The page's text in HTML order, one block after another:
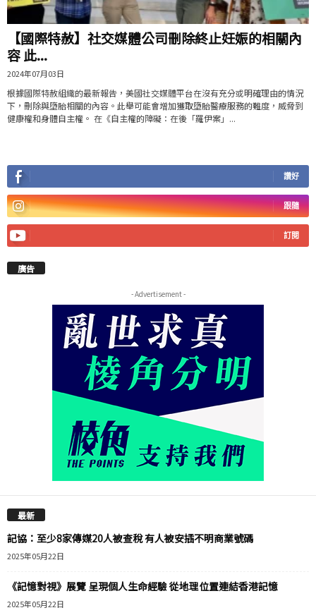
【國際特赦】社交媒體公司刪除終止妊娠的相關內
容 此...
2024年07月03日
根據國際特赦組織的最新報告，美國社交媒體平台在沒有充分或明確理由的情況
下，刪除與墮胎相關的內容。此舉可能會增加獲取墮胎醫療服務的難度，威脅到
健康權和身體自主權。 在《自主權的障礙：在後「羅伊案」...
讚好
跟隨
訂閱
廣告
- Advertisement -
最新
記協：至少8家傳媒20人被查稅 有人被安插不明商業號碼
2025年05月22日
《記憶對視》展覽 呈現個人生命經驗 從地理位置連結香港記憶
2025年05月22日